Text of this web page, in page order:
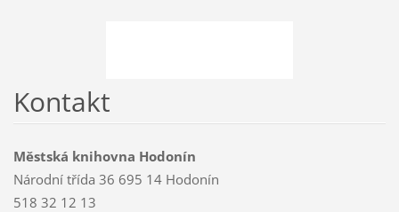
Kontakt
Městská knihovna Hodonín
Národní třída 36 695 14 Hodonín
518 32 12 13